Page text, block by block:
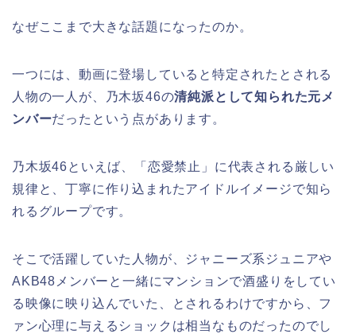
なぜここまで大きな話題になったのか。
一つには、動画に登場していると特定されたとされる
人物の一人が、乃木坂46の清純派として知られた元メ
ンバーだったという点があります。
乃木坂46といえば、「恋愛禁止」に代表される厳しい
規律と、丁寧に作り込まれたアイドルイメージで知ら
れるグループです。
そこで活躍していた人物が、ジャニーズ系ジュニアや
AKB48メンバーと一緒にマンションで酒盛りをしてい
る映像に映り込んでいた、とされるわけですから、フ
ァン心理に与えるショックは相当なものだったのでし